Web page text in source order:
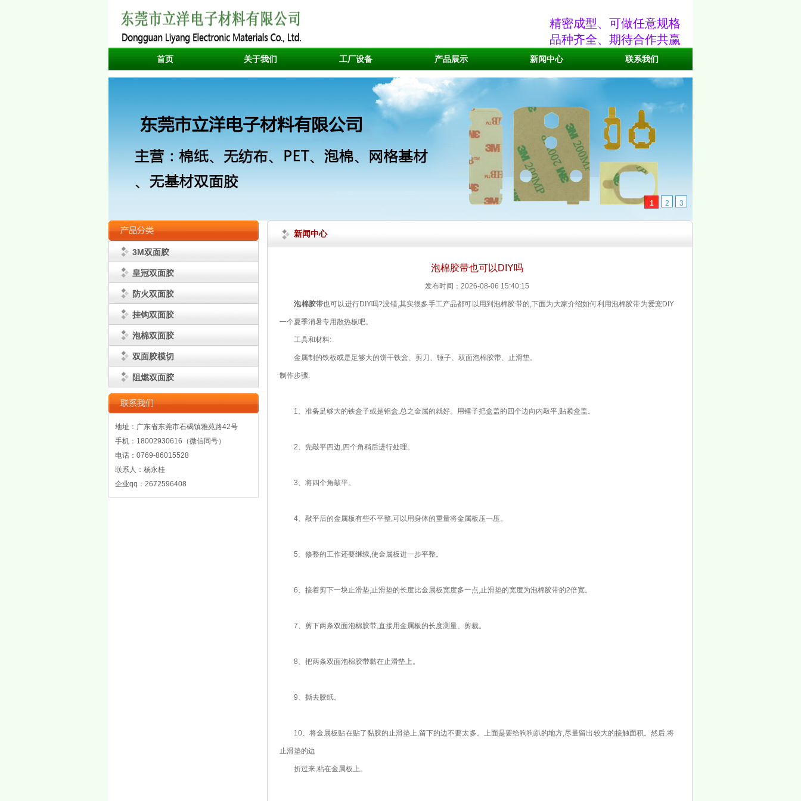
精密成型、可做任意规格
品种齐全、期待合作共赢
首页 关于我们 工厂设备 产品展示 新闻中心 联系我们
1 2 3
3M双面胶
皇冠双面胶
防火双面胶
挂钩双面胶
泡棉双面胶
双面胶模切
阻燃双面胶
地址：广东省东莞市石碣镇雅苑路42号
手机：18002930616（微信同号）
电话：0769-86015528
联系人：杨永桂
企业qq：2672596408
新闻中心
泡棉胶带也可以DIY吗
发布时间：2026-08-06 15:40:15
泡棉胶带也可以进行DIY吗?没错,其实很多手工产品都可以用到泡棉胶带的,下面为大家介绍如何利用泡棉胶带为爱宠DIY
一个夏季消暑专用散热板吧。
工具和材料:
金属制的铁板或是足够大的饼干铁盒、剪刀、锤子、双面泡棉胶带、止滑垫。
制作步骤:
1、准备足够大的铁盒子或是铝盒,总之金属的就好。用锤子把盒盖的四个边向内敲平,贴紧盒盖。
2、先敲平四边,四个角稍后进行处理。
3、将四个角敲平。
4、敲平后的金属板有些不平整,可以用身体的重量将金属板压一压。
5、修整的工作还要继续,使金属板进一步平整。
6、接着剪下一块止滑垫,止滑垫的长度比金属板宽度多一点,止滑垫的宽度为泡棉胶带的2倍宽。
7、剪下两条双面泡棉胶带,直接用金属板的长度测量、剪裁。
8、把两条双面泡棉胶带黏在止滑垫上。
9、撕去胶纸。
10、将金属板贴在贴了黏胶的止滑垫上,留下的边不要太多。上面是要给狗狗趴的地方,尽量留出较大的接触面积。然后,将
止滑垫的边
折过来,粘在金属板上。